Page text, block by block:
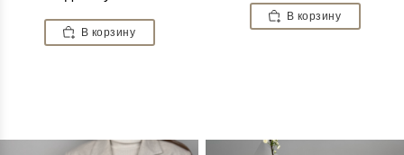
В корзину
В корзину